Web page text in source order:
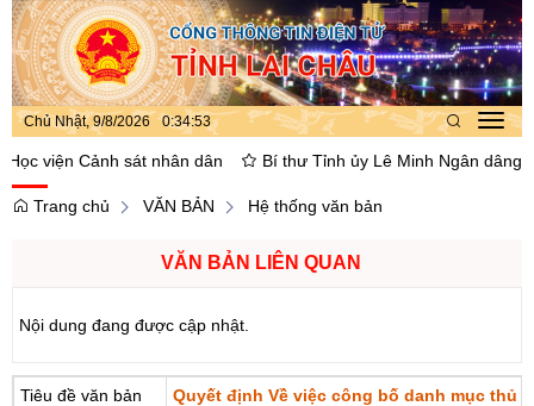
Chủ Nhật, 9/8/2026 0:34:53
viện Cảnh sát nhân dân Bí thư Tỉnh ủy Lê Minh Ngân dâng
Trang chủ VĂN BẢN Hệ thống văn bản
VĂN BẢN LIÊN QUAN
Nội dung đang được cập nhật.
Tiêu đề văn bản
Quyết định Về việc công bố danh mục thủ